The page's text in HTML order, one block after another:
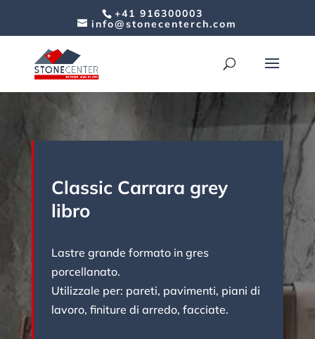
+41 916300003
info@stonecenterch.com
Classic Carrara grey
libro
Lastre grande formato in gres
porcellanato.
Utilizzale per: pareti, pavimenti, piani di
lavoro, finiture di arredo, facciate.